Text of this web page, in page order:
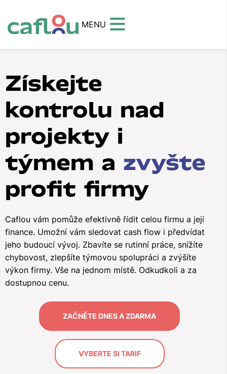
MENU
Získejte
kontrolu nad
projekty i
týmem a zvyšte
profit firmy
Caflou vám pomůže efektivně řídit celou firmu a její
finance. Umožní vám sledovat cash flow i předvídat
jeho budoucí vývoj. Zbavíte se rutinní práce, snížíte
chybovost, zlepšíte týmovou spolupráci a zvýšíte
výkon firmy. Vše na jednom místě. Odkudkoli a za
dostupnou cenu.
ZAČNĚTE DNES A ZDARMA
VYBERTE SI TARIF